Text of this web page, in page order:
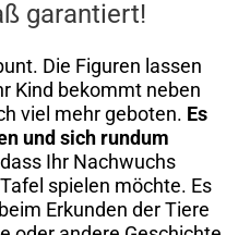
garantiert!
Die Figuren lassen
Kind bekommt neben
viel mehr geboten. Es
und sich rundum
Ihr Nachwuchs
spielen möchte. Es
Erkunden der Tiere